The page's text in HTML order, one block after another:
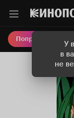
У
в
не
Попробовать Плюс